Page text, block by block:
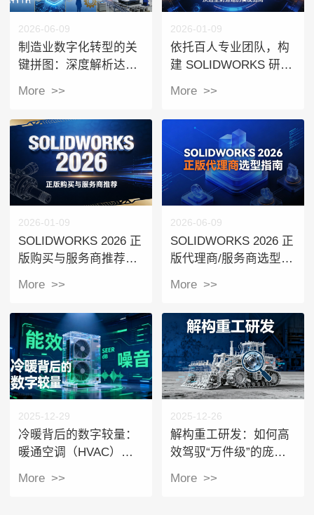
2026-06-09
制造业数字化转型的关
键拼图：深度解析达索
流程服务优势
More >>
2026-01-09
​依托百人专业团队，构
建 SOLIDWORKS 研发
More >>
2026-01-09
SOLIDWORKS 2026 正
版购买与服务商推荐：
More >>
2026-06-09
​SOLIDWORKS 2026 正
版代理商/服务商选型指
司——从正版直供到
PDM/PLM深度实施
More >>
2025-12-29
冷暖背后的数字较量：
暖通空调（HVAC）行
More >>
2025-12-26
​解构重工研发：如何高
效驾驭“万件级”的庞然
More >>